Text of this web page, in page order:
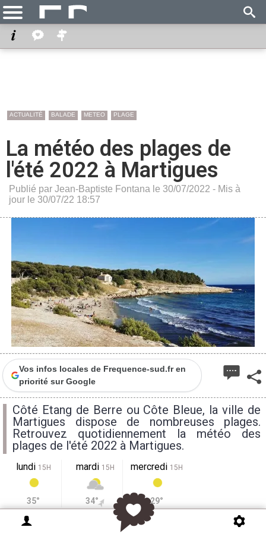
ACTUALITÉ BALADE METEO PLAGE
La météo des plages de
l'été 2022 à Martigues
Publié par Jean-Baptiste Fontana le 30/07/2022 - Mis à
jour le 30/07/22 18:57
Vos infos locales de Frequence-sud.fr en
priorité sur Google
Côté Etang de Berre ou Côte Bleue, la ville de
Martigues dispose de nombreuses plages.
Retrouvez quotidiennement la météo des
plages de l'été 2022 à Martigues.
lundi 15H
35°
mardi 15H
34°
mercredi 15H
29°